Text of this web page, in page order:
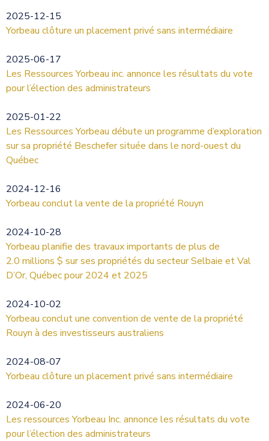
2025-12-15
Yorbeau clôture un placement privé sans intermédiaire
2025-06-17
Les Ressources Yorbeau inc. annonce les résultats du vote
pour l’élection des administrateurs
2025-01-22
Les Ressources Yorbeau débute un programme d’exploration
sur sa propriété Beschefer située dans le nord-ouest du
Québec
2024-12-16
Yorbeau conclut la vente de la propriété Rouyn
2024-10-28
Yorbeau planifie des travaux importants de plus de
2.0 millions $ sur ses propriétés du secteur Selbaie et Val
D’Or, Québec pour 2024 et 2025
2024-10-02
Yorbeau conclut une convention de vente de la propriété
Rouyn à des investisseurs australiens
2024-08-07
Yorbeau clôture un placement privé sans intermédiaire
2024-06-20
Les ressources Yorbeau Inc. annonce les résultats du vote
pour l’élection des administrateurs